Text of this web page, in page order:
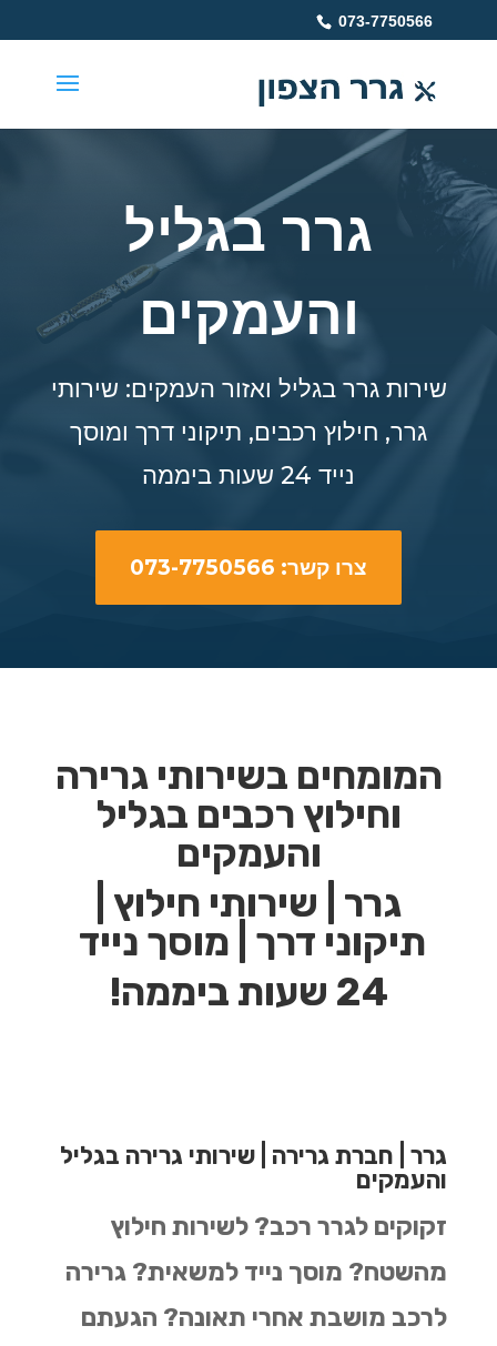
073-7750566
גרר בגליל
והעמקים
שירות גרר בגליל ואזור העמקים: שירותי
גרר, חילוץ רכבים, תיקוני דרך ומוסך
נייד 24 שעות ביממה
צרו קשר: 073-7750566
המומחים בשירותי גרירה
וחילוץ רכבים בגליל
והעמקים
גרר | שירותי חילוץ |
תיקוני דרך | מוסך נייד
24 שעות ביממה!
גרר | חברת גרירה | שירותי גרירה בגליל
והעמקים
זקוקים לגרר רכב? לשירות חילוץ
מהשטח? מוסך נייד למשאית? גרירה
לרכב מושבת אחרי תאונה? הגעתם